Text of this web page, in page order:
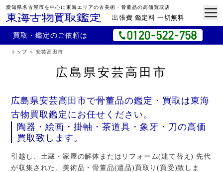
愛知県名古屋市を中心に東海エリアの古美術・骨董品の高価買取店
出張費 鑑定料 一切無料
買取・鑑定のご依頼は
トップ 安芸高田市
広島県安芸高田市
広島県安芸高田市で骨董品の鑑定・買取は東海
古物買取鑑定にお任せください。
陶器・絵画・掛軸・茶道具・象牙・刀の高価
買取致します。
引越し、土蔵・家屋の解体またはリフォーム(建て替え) 先代
が収集された、美術品・骨董品(遺品)買取り(買受)致しま